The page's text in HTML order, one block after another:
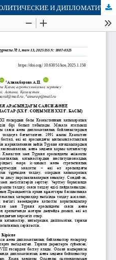
КАЗАХСТАНО-ТУРЕЦКИЕ ПОЛИТИЧЕСКИЕ И ДИПЛОМАТИЧЕСКИЕ ОТНОШЕНИЯ (КОНЕЦ XX – НАЧАЛО XXI ВЕКА)